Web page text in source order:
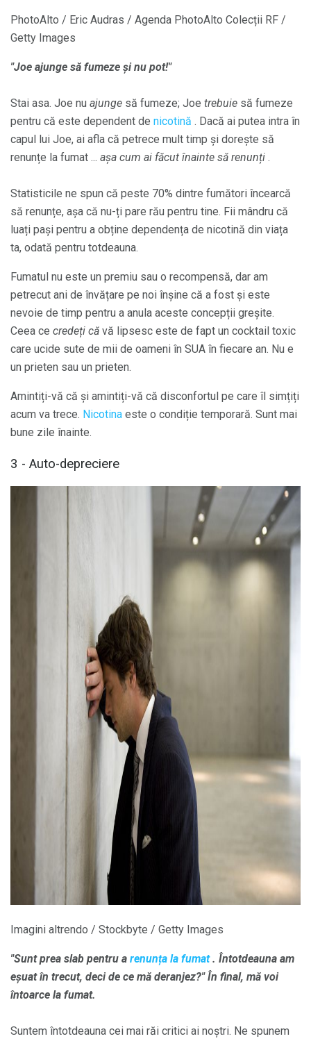
PhotoAlto / Eric Audras / Agenda PhotoAlto Colecții RF /
Getty Images
"Joe ajunge să fumeze și nu pot!"
Stai asa. Joe nu ajunge să fumeze; Joe trebuie să fumeze
pentru că este dependent de nicotină . Dacă ai putea intra în
capul lui Joe, ai afla că petrece mult timp și dorește să
renunțe la fumat ... așa cum ai făcut înainte să renunți .
Statisticile ne spun că peste 70% dintre fumători încearcă
să renunțe, așa că nu-ți pare rău pentru tine. Fii mândru că
luați pași pentru a obține dependența de nicotină din viața
ta, odată pentru totdeauna.
Fumatul nu este un premiu sau o recompensă, dar am
petrecut ani de învățare pe noi înșine că a fost și este
nevoie de timp pentru a anula aceste concepții greșite.
Ceea ce credeți că vă lipsesc este de fapt un cocktail toxic
care ucide sute de mii de oameni în SUA în fiecare an. Nu e
un prieten sau un prieten.
Amintiți-vă că și amintiți-vă că disconfortul pe care îl simțiți
acum va trece. Nicotina este o condiție temporară. Sunt mai
bune zile înainte.
3 - Auto-depreciere
ad
Imagini altrendo / Stockbyte / Getty Images
"Sunt prea slab pentru a renunța la fumat. Întotdeauna am
eșuat în trecut, deci de ce mă deranjez?" În final, mă voi
întoarce la fumat.
Suntem întotdeauna cei mai răi critici ai noștri. Ne spunem